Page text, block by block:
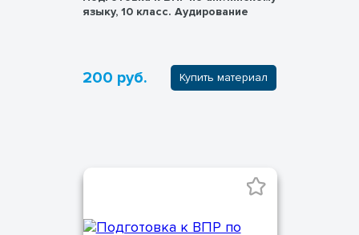
языку, 10 класс. Аудирование
200 руб. Купить материал